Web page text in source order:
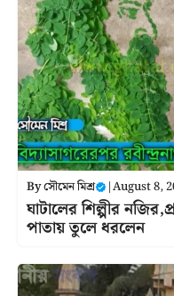
Byসৌমেন মিশ্র |August 8,
ঘাটালের শিল্পীর
পাতায় তুলে ধরলেন